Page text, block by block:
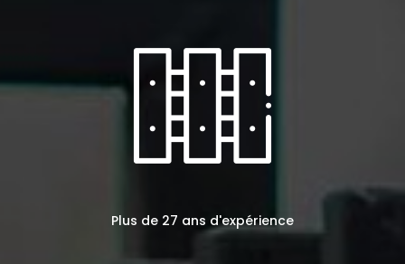
Plus de 27 ans d'expérience